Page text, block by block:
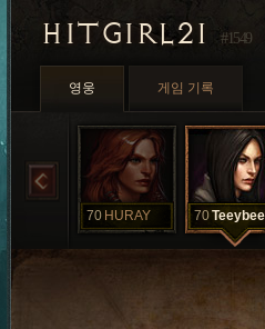
HITGIRL21#1549
영웅 게임 기록
70 HURAY 70